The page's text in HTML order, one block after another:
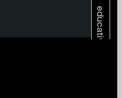
educativo